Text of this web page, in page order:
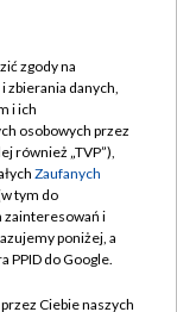
zgody na
zbierania danych,
i ich
osobowych przez
również „TVP”),
Zaufanych
tym do
zainteresowań i
poniżej, a
PPID do Google.
Ciebie naszych